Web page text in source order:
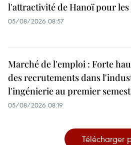
l'attractivité de Hanoï pour les
05/08/2026 08:57
Marché de l'emploi : Forte
des recrutements dans
l'ingénierie au premier
05/08/2026 08:19
Télécharger